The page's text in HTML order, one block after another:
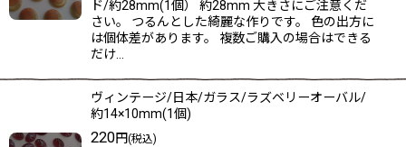
ド/約28mm(1個） 約28mm 大きさにご注意くだ
さい。 つるんとした綺麗な作りです。 色の出方に
は個体差があります。 複数ご購入の場合はできる
だけ…
ヴィンテージ/日本/ガラス/ラズベリーオーバル/
約14×10mm(1個)
220円(税込)